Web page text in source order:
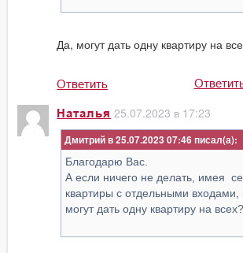
Да, могут дать одну квартиру на
Ответить
Наталья 25.07.2023 в 17:23
Дмитрий в 25.07.2023 07:46
Благодарю Вас.
А если ничего не делать, имея
квартиры с отдельными
могут дать одну квартиру на всех?